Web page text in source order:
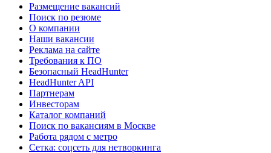
Размещение вакансий
Поиск по резюме
О компании
Наши вакансии
Реклама на сайте
Требования к ПО
Безопасный HeadHunter
HeadHunter API
Партнерам
Инвесторам
Каталог компаний
Поиск по вакансиям в Москве
Работа рядом с метро
Сетка: соцсеть для нетворкинга